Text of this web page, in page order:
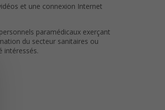
et une connexion Internet
paramédicaux exerçant
du secteur sanitaires ou
intéressés.